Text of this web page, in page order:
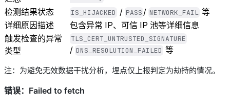
检测结果状态 IS_HIJACKED / PASS / NETWORK_FAIL 等
详细原因描述
包含异常 IP、可信 IP 池等详细信息
触发检查的异常
类型
TLS_CERT_UNTRUSTED_SIGNATURE
/ DNS_RESOLUTION_FAILED 等
注：为避免无效数据干扰分析，埋点仅上报判定为劫持的情况。